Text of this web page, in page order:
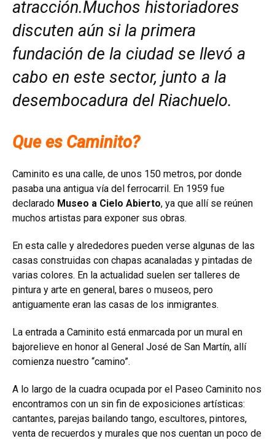
atracción.Muchos historiadores
discuten aún si la primera
fundación de la ciudad se llevó a
cabo en este sector, junto a la
desembocadura del Riachuelo.
Que es Caminito?
Caminito es una calle, de unos 150 metros, por donde
pasaba una antigua vía del ferrocarril. En 1959 fue
declarado Museo a Cielo Abierto, ya que allí se reúnen
muchos artistas para exponer sus obras.
En esta calle y alrededores pueden verse algunas de las
casas construidas con chapas acanaladas y pintadas de
varias colores. En la actualidad suelen ser talleres de
pintura y arte en general, bares o museos, pero
antiguamente eran las casas de los inmigrantes.
La entrada a Caminito está enmarcada por un mural en
bajorelieve en honor al General José de San Martín, allí
comienza nuestro “camino”.
A lo largo de la cuadra ocupada por el Paseo Caminito nos
encontramos con un sin fin de exposiciones artísticas:
cantantes, parejas bailando tango, escultores, pintores,
venta de recuerdos y murales que nos cuentan un poco de